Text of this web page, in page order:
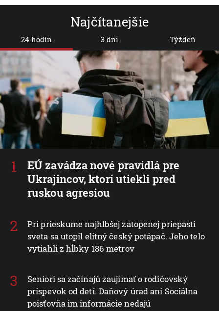
Najčítanejšie
24 hodín
EÚ zavádza nové pravidlá pre
Ukrajincov, ktorí utiekli pred
ruskou agresiou
Pri prieskume najhlbšej zatopenej priepasti
sveta sa utopil elitný český potápač. Jeho telo
vytiahli z hĺbky 186 metrov
Seniori sa začínajú zaujímať o rodičovský
príspevok od detí. Daňový úrad ani Sociálna
poisťovňa im informácie nedajú
3 dni Týždeň